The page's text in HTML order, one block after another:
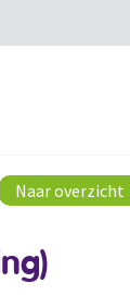
Naar overzicht